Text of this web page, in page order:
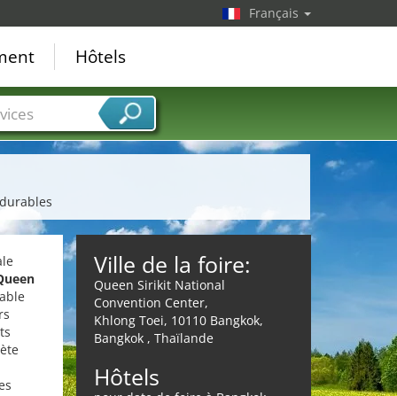
Ville de la foire:
Queen Sirikit National
Convention Center,
Khlong Toei, 10110 Bangkok,
Bangkok , Thaïlande
Hôtels
Français
Hôtels